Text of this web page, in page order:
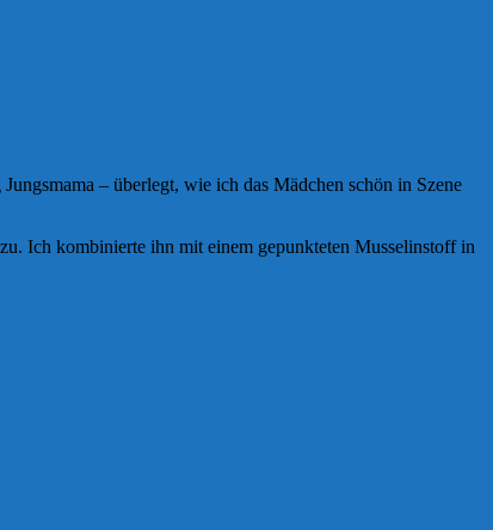
– überlegt, wie ich das Mädchen schön in Szene
Ich kombinierte ihn mit einem gepunkteten Musselinstoff in